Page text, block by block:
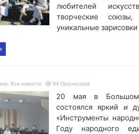
любителей
творческие
уникальные зарисовки
Все новости 84 Просмотров
20 мая в Большом
состоялся яркий и
«Инструменты
Году народного